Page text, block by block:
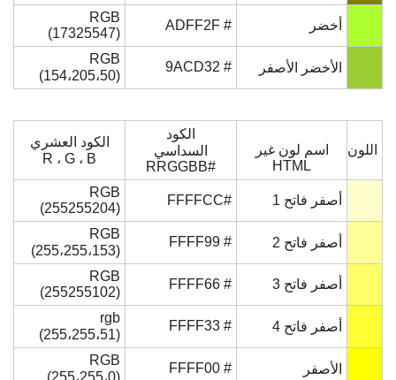
أخضر # ADFF2F
RGB
(17325547)
الأخضر الأصفر # 9ACD32
RGB
(154،205،50)
اللون
اسم لون غير
HTML
الكود
السداسي
الكود العشري
R ، G ، B
أصفر فاتح 1
RGB
(255255204)
أصفر فاتح 2 # FFFF99
RGB
(255،255،153)
أصفر فاتح 3 # FFFF66
RGB
(255255102)
أصفر فاتح 4 # FFFF33
rgb
(255،255،51)
الأصفر # FFFF00
RGB
(255،255،0)